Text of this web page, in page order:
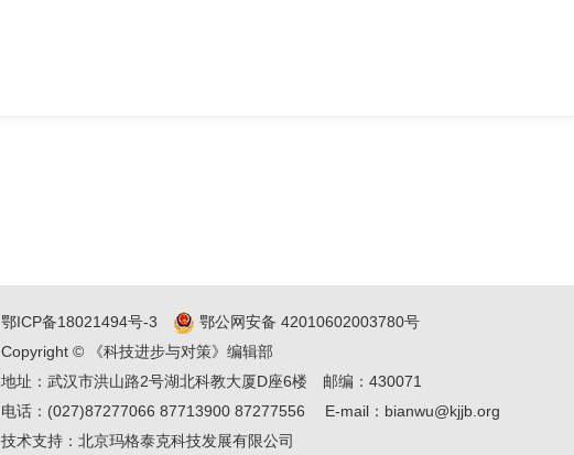
鄂ICP备18021494号-3
鄂公网安备 42010602003780号
Copyright © 《科技进步与对策》编辑部
地址：武汉市洪山路2号湖北科教大厦D座6楼 邮编：430071
电话：(027)87277066 87713900 87277556
E-mail：bianwu@kjjb.org
技术支持： 北京玛格泰克科技发展有限公司